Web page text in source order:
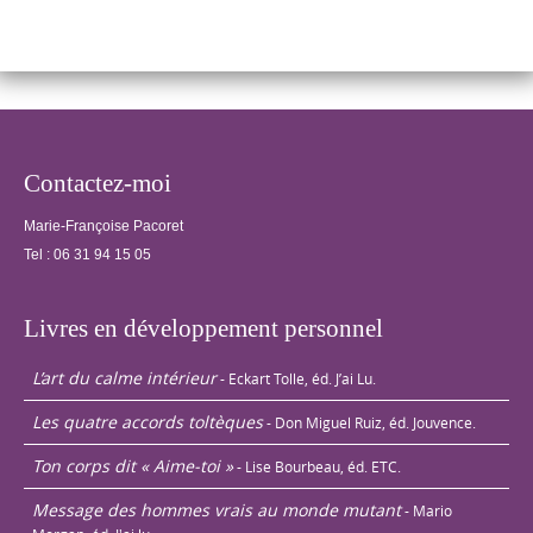
Contactez-moi
Marie-Françoise Pacoret
Tel : 06 31 94 15 05
Livres en développement personnel
L’art du calme intérieur- Eckart Tolle, éd. J’ai Lu.
Les quatre accords toltèques- Don Miguel Ruiz, éd. Jouvence.
Ton corps dit « Aime-toi »- Lise Bourbeau, éd. ETC.
Message des hommes vrais au monde mutant- Mario